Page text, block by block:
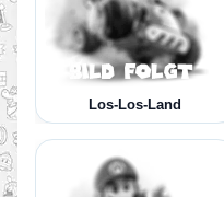
Los-Los-Land